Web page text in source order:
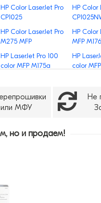
HP Color LaserJet Pro
CP1025
HP Color
HP Color LaserJet Pro
M275 MFP
HP Color
MFP
HP LaserJet Pro 100
color MFP M175a
HP
color
или МФУ
Не
но и продаем!